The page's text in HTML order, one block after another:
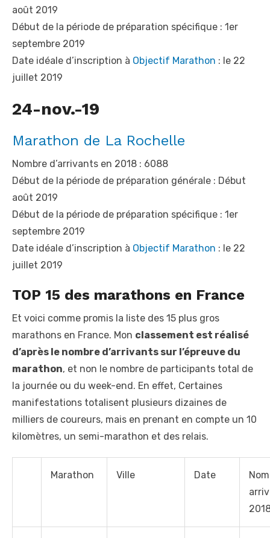
août 2019
Début de la période de préparation spécifique : 1 er
septembre 2019
Date idéale d’inscription à Objectif Marathon : le 22
juillet 2019
24-nov.-19
Marathon de La Rochelle
Nombre d’arrivants en 2018 : 6088
Début de la période de préparation générale : Début
août 2019
Début de la période de préparation spécifique : 1 er
septembre 2019
Date idéale d’inscription à Objectif Marathon : le 22
juillet 2019
TOP 15 des marathons en France
Et voici comme promis la liste des 15 plus gros
marathons en France. Mon classement est réalisé
d’après le nombre d’arrivants sur l’épreuve du
marathon, et non le nombre de participants total de
la journée ou du week-end. En effet, Certaines
manifestations totalisent plusieurs dizaines de
milliers de coureurs, mais en prenant en compte un 10
kilomètres, un semi-marathon et des relais.
Marathon Ville Date